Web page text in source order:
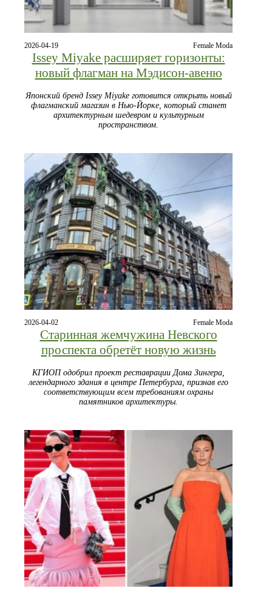
2026-04-19 Female Moda
Issey Miyake расширяет горизонты:
новый флагман на Мэдисон-авеню
Японский бренд Issey Miyake готовится открыть новый
флагманский магазин в Нью-Йорке, который станет
архитектурным шедевром и культурным
пространством.
2026-04-02 Female Moda
Старинная жемчужина Невского
проспекта обретёт новую жизнь
КГИОП одобрил проект реставрации Дома Зингера,
легендарного здания в центре Петербурга, признав его
соответствующим всем требованиям охраны
памятников архитектуры.